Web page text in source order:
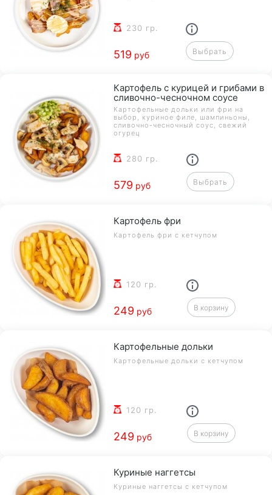
230 гр.
519 руб Выбрать
Картофель с курицей и грибами в
сливочно-чесночном соусе
Картофельные дольки или фри на
выбор, куриное филе, шампиньоны,
сливочно-чесночный соус, свежий
огурец
280 гр.
579 руб Выбрать
Картофель фри
Картофель фри с кетчупом
120 гр.
249 руб В корзину
Картофельные дольки
Картофельные дольки с кетчупом
120 гр.
249 руб В корзину
Куриные наггетсы
Куриные наггетсы с кетчупом